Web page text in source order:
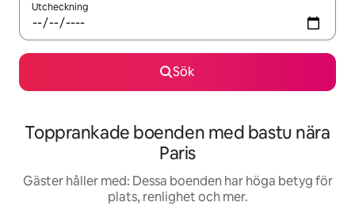
Utcheckning
Sök
Topprankade boenden med bastu nära
Paris
Gäster håller med: Dessa boenden har höga betyg för
plats, renlighet och mer.